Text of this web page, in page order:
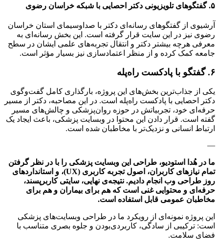
۵. گفتگوهای تلویزیونی دکتر احصایی با شبکه خراسان رضوی
آرشیوی از گفتگوهای رسانه‌ای دکتر با صداوسیمای استان خراسان
رضوی نیز در این سایت قرار گرفته است. این بخش رسانه‌ای به
معرفی هرچه بیشتر دکتر و انتقال تجربه‌های علمی ایشان در سطح
جامعه کمک کرده و از منظر اعتمادسازی نیز بسیار مؤثر است.
۶. گفتگو با پادکست راه‌پله
یکی از جذاب‌ترین بخش‌های این پروژه، بارگذاری کامل گفت‌وگوی
دکتر احصایی با پادکست راه‌پله است. در این مصاحبه، دکتر از مسیر
حرفه‌ای خود، تجربیاتش در حوزه روان‌پزشکی و چالش‌های مسیر
گفته است. قرار دادن این محتوا در وبسایت پزشکی، باعث ایجاد یک
ارتباط انسانی و نزدیک‌تر با مخاطبان شده است.
—
ما در هُدا استودیو، طراحی این وبسایت پزشکی را با در نظر گرفتن
تمام نیازهای کاربران، اصول تجربه کاربری (UX)، و استانداردهای
روز طراحی وب انجام دادیم. نتیجه‌ی نهایی، سایتی کاربرپسند،
حرفه‌ای و محتوایی غنی است که هم برای بیماران و هم برای
مخاطبان عمومی قابل استفاده است.
این پروژه نمونه‌ای از رویکرد ما در طراحی وبسایت‌های پزشکی
است: ترکیبی از سادگی، کاربردی‌بودن و جلوه بصری متناسب با
فضای سلامت.